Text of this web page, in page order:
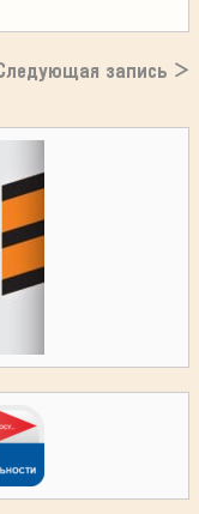
запись >